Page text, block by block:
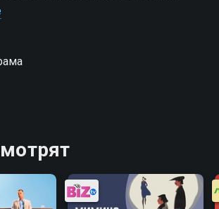
новые грани этого скромного и